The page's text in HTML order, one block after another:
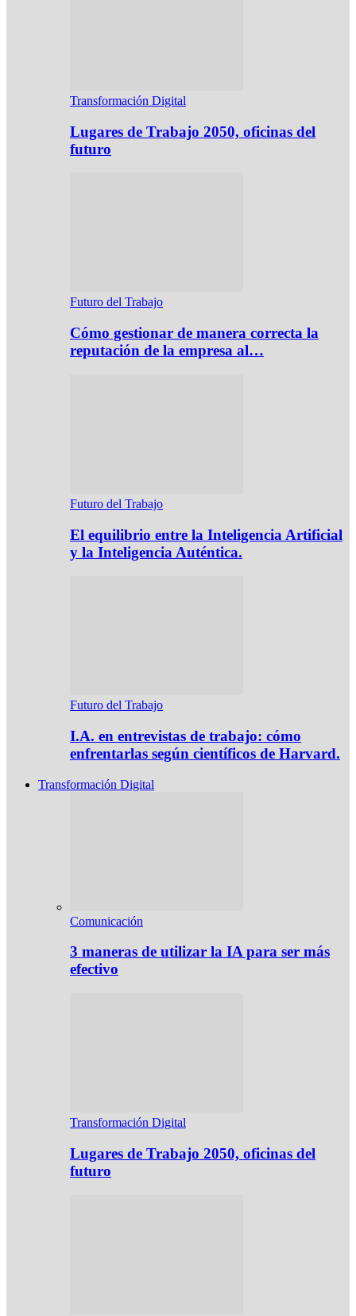
Transformación Digital
Lugares de Trabajo 2050, oficinas del
futuro
Futuro del Trabajo
Cómo gestionar de manera correcta la
reputación de la empresa al…
Futuro del Trabajo
El equilibrio entre la Inteligencia Artificial
y la Inteligencia Auténtica.
Futuro del Trabajo
I.A. en entrevistas de trabajo: cómo
enfrentarlas según científicos de Harvard.
Transformación Digital
Comunicación
3 maneras de utilizar la IA para ser más
efectivo
Transformación Digital
Lugares de Trabajo 2050, oficinas del
futuro